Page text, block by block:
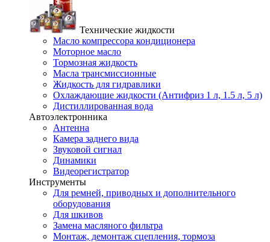
Технические жидкости
Масло компрессора кондиционера
Моторное масло
Тормозная жидкость
Масла трансмиссионные
Жидкость для гидравлики
Охлаждающие жидкости (Антифриз 1 л, 1.5 л, 5 л)
Дистиллированная вода
Автоэлектронника
Антенна
Камера заднего вида
Звуковой сигнал
Динамики
Видеорегистратор
Инструменты
Для ремней, приводных и дополнительного
оборудования
Для шкивов
Замена масляного фильтра
Монтаж, демонтаж сцепления, тормоза